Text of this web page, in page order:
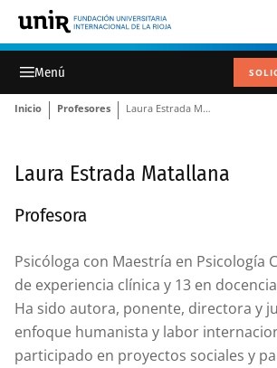
Inicio Profesores Laura Estrada Matallana
Laura Estrada Matallana
Profesora
Psicóloga con Maestría en Psicología
de experiencia clínica y 13 en
Ha sido autora, ponente, directora y
enfoque humanista y labor
participado en proyectos sociales y